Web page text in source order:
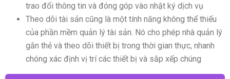
trao đổi thông tin và đóng góp vào nhật ký dịch vụ
Theo dõi tài sản cũng là một tính năng không thể thiếu
của phần mềm quản lý tài sản. Nó cho phép nhà quản lý
gắn thẻ và theo dõi thiết bị trong thời gian thực, nhanh
chóng xác định vị trí các thiết bị và sắp xếp chúng